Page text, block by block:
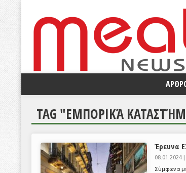
TAG "ΕΜΠΟΡΙΚΆ
Έρευνα
08.01.2024 |
Σύμφωνα